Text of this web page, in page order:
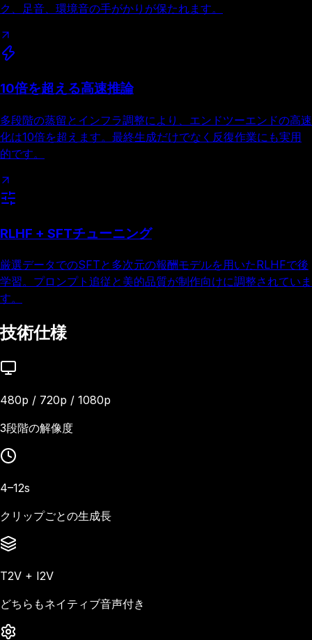
ク、足音、環境音の手がかりが保たれます。
10倍を超える高速推論
多段階の蒸留とインフラ調整により、エンドツーエンドの高速
化は10倍を超えます。最終生成だけでなく反復作業にも実用
的です。
RLHF + SFTチューニング
厳選データでのSFTと多次元の報酬モデルを用いたRLHFで後
学習。プロンプト追従と美的品質が制作向けに調整されていま
す。
技術仕様
480p / 720p / 1080p
3段階の解像度
4–12s
クリップごとの生成長
T2V + I2V
どちらもネイティブ音声付き